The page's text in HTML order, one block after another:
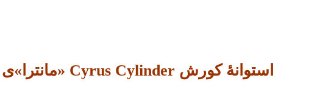
استوانهٔ کورش Cyrus Cylinder «مانترا»ی خیال‌انگیز